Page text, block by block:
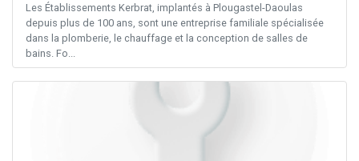
Les Établissements Kerbrat, implantés à Plougastel-Daoulas
depuis plus de 100 ans, sont une entreprise familiale spécialisée
dans la plomberie, le chauffage et la conception de salles de
bains. Fo...